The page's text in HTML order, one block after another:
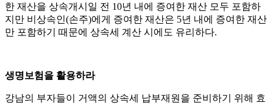
한 재산을 상속개시일 전 10년 내에 증여한 재산 모두 포함하
지만 비상속인(손주)에게 증여한 재산은 5년 내에 증여한 재산
만 포함하기 때문에 상속세 계산 시에도 유리하다.
생명보험을 활용하라
강남의 부자들이 거액의 상속세 납부재원을 준비하기 위해 효